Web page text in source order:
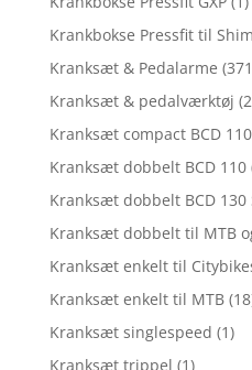
Krankbokse Pressfit til
Kranksæt & Pedalarme
Kranksæt & pedalværktøj
Kranksæt compact BCD
Kranksæt dobbelt BCD 110
Kranksæt dobbelt BCD 130
Kranksæt dobbelt til MTB
Kranksæt enkelt til
Kranksæt enkelt til MTB
Kranksæt singlespeed (1)
Kranksæt trippel (1)